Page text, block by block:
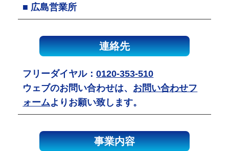
■ 広島営業所
連絡先
フリーダイヤル：0120-353-510
ウェブのお問い合わせは、 お問い合わせフ
ォームよりお願い致します。
事業内容